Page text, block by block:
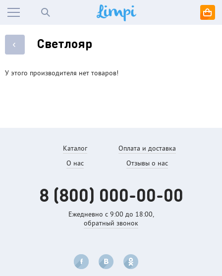
Светлояр
У этого производителя нет товаров!
Каталог
Оплата и доставка
О нас
Отзывы о нас
8 (800) 000-00-00
Ежедневно с 9:00 до 18:00,
обратный звонок